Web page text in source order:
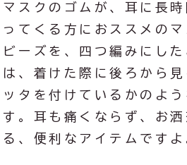
マスクのゴムが、耳に長
ってくる方におススメの
ビーズを、四つ編みにし
は、着けた際に後ろから
ッタを付けているかのよ
す。耳も痛くならず、お
る、便利なアイテムですよ